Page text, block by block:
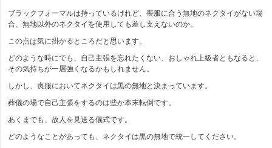
ブラックフォーマルは持っているけれど、喪服に合う無地のネクタイがない場
合、無地以外のネクタイを使用しても差し支えないのか。
この点は気に掛かるところだと思います。
どのような時にでも、自己主張を忘れたくない、おしゃれ上級者ともなると、
その気持ちが一層強くなるかもしれません。
しかし、喪服においてネクタイは黒の無地と決まっています。
葬儀の場で自己主張をするのは些か本末転倒です。
あくまでも、故人を見送る儀式です。
どのようなことがあっても、ネクタイは黒の無地で統一してください。